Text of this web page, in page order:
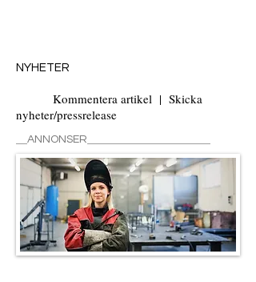
NYHETER
Kommentera artikel | Skicka
nyheter/pressrelease
ANNONSER